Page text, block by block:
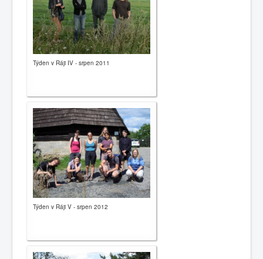
Týden v Ráji IV - srpen 2011
Týden v Ráji V - srpen 2012